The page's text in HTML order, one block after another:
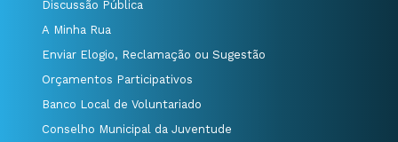
Discussão Pública
A Minha Rua
Enviar Elogio, Reclamação ou Sugestão
Orçamentos Participativos
Banco Local de Voluntariado
Conselho Municipal da Juventude